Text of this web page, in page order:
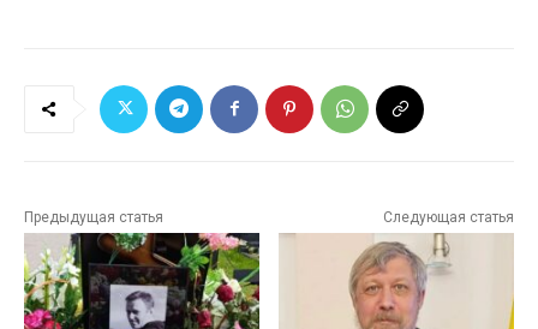
Предыдущая статья Следующая статья